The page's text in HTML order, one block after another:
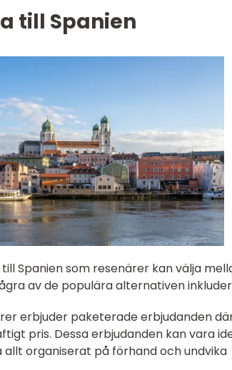
till Spanien
Spanien som resenärer kan välja
av de populära alternativen
erbjuder paketerade erbjudanden
pris. Dessa erbjudanden kan vara
organiserat på förhand och undvika